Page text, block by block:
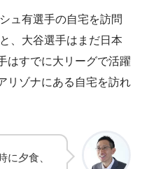
ュ有選手の自宅を訪問
、大谷選手はまだ日本
はすでに大リーグで活躍
リゾナにある自宅を訪れ
に夕食、